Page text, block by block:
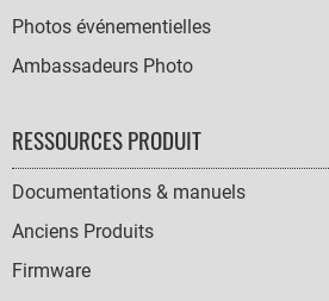
Photos événementielles
Ambassadeurs Photo
RESSOURCES PRODUIT
Documentations & manuels
Anciens Produits
Firmware